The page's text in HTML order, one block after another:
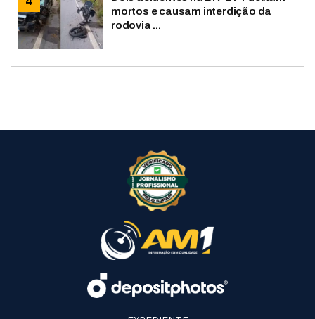
mortos e causam interdição da
rodovia ...